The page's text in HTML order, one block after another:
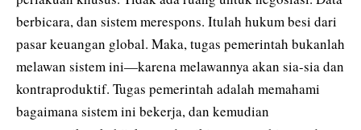
berbicara, dan sistem merespons. Itulah hukum besi dari
pasar keuangan global. Maka, tugas pemerintah bukanlah
melawan sistem ini—karena melawannya akan sia-sia dan
kontraproduktif. Tugas pemerintah adalah memahami
bagaimana sistem ini bekerja, dan kemudian